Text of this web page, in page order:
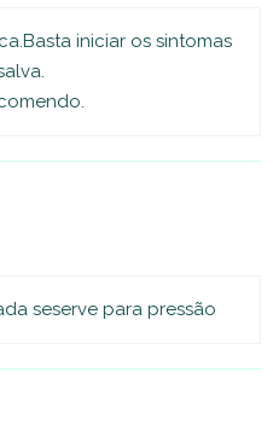
iniciar os sintomas
seserve para pressão